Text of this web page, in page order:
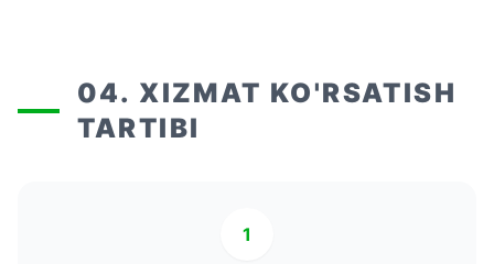
04. XIZMAT KO'RSATISH
TARTIBI
1